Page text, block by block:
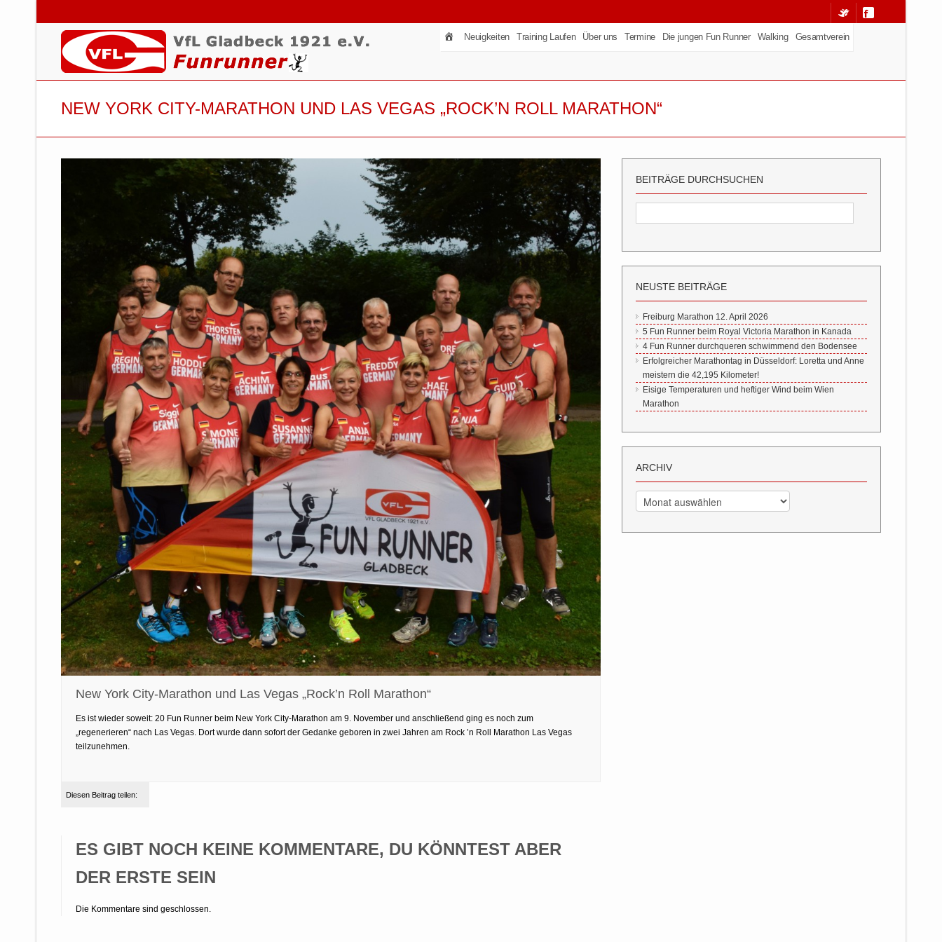
Neuigkeiten Training Laufen Über uns Termine Die jungen Fun Runner Walking Gesamtverein
NEW YORK CITY-MARATHON UND LAS VEGAS „ROCK’N ROLL MARATHON“
New York City-Marathon und Las Vegas „Rock’n Roll Marathon“
Es ist wieder soweit: 20 Fun Runner beim New York City-Marathon am 9. November und anschließend ging es noch zum
„regenerieren“ nach Las Vegas. Dort wurde dann sofort der Gedanke geboren in zwei Jahren am Rock ’n Roll Marathon Las Vegas
teilzunehmen.
Diesen Beitrag teilen:
ES GIBT NOCH KEINE KOMMENTARE, DU KÖNNTEST ABER
DER ERSTE SEIN
Die Kommentare sind geschlossen.
BEITRÄGE DURCHSUCHEN
NEUSTE BEITRÄGE
Freiburg Marathon 12. April 2026
5 Fun Runner beim Royal Victoria Marathon in Kanada
4 Fun Runner durchqueren schwimmend den Bodensee
Erfolgreicher Marathontag in Düsseldorf: Loretta und Anne
meistern die 42,195 Kilometer!
Eisige Temperaturen und heftiger Wind beim Wien
Marathon
ARCHIV
Archiv